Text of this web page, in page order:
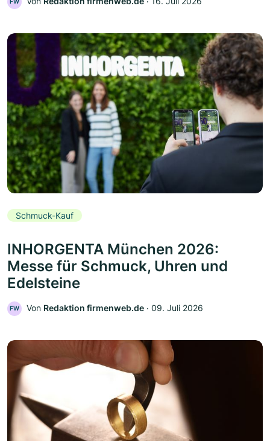
FW
Schmuck-Kauf
INHORGENTA München 2026:
Messe für Schmuck, Uhren und
Edelsteine
FW Von Redaktion firmenweb.de ‧ 09. Juli 2026